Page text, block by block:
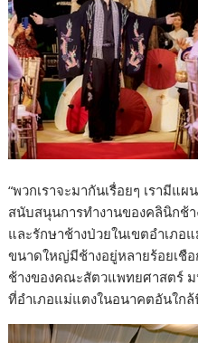
“พวกเราจะมากันเรื่อยๆ เรามีแ
สนับสนุนการทำงานของคลินิกช้
และรักษาช้างป่วยในเขตอำเภ
ขนาดใหญ่มีช้างอยู่หลายร้อยเชื
ช้างของคณะสัตวแพทยศาสตร์ ม
ที่อำเภอแม่แตงในอนาคตอันใกล้